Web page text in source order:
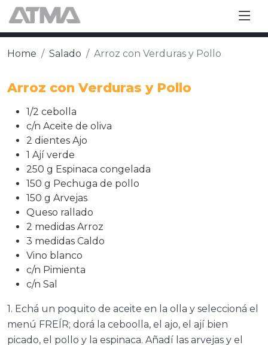
Home Salado Arroz con Verduras y Pollo
Arroz con Verduras y Pollo
1/2 cebolla
c/n Aceite de oliva
2 dientes Ajo
1 Ají verde
250 g Espinaca congelada
150 g Pechuga de pollo
150 g Arvejas
Queso rallado
2 medidas Arroz
3 medidas Caldo
Vino blanco
c/n Pimienta
c/n Sal
1. Echá un poquito de aceite en la olla y seleccioná el
menú FREÍR; dorá la ceboolla, el ajo, el ají bien
picado, el pollo y la espinaca. Añadí las arvejas y el